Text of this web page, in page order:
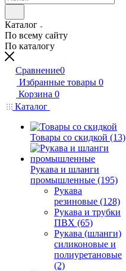
Каталог
По всему сайту
По каталогу
Сравнение0
Избранные товары 0
Корзина 0
Каталог
Товары со скидкой (13)
Рукава и шланги
промышленные (195)
Рукава
резиновые (128)
Рукава и трубки
ПВХ (65)
Рукава (шланги)
силиконовые и
полиуретановые
(2)